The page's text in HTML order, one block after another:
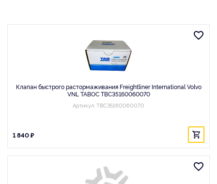
Клапан быстрого растормаживания Freightliner International Volvo
VNL TABOC TBC35160060070
Артикул: TBC35160060070
1 840 ₽